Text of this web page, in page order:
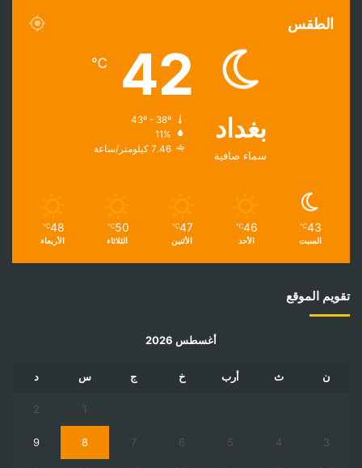
الطقس
بغداد
سماء صافية
42
℃
11%
7.46 كيلومتر/ساعة
43
℃
السبت
46
℃
الأحد
47
℃
الأثنين
50
℃
الثلاثاء
48
℃
الأربعاء
تقويم الموقع
أغسطس 2026
ن ث أرب خ ج س د
1
2
3
4
5
6
7
8
9